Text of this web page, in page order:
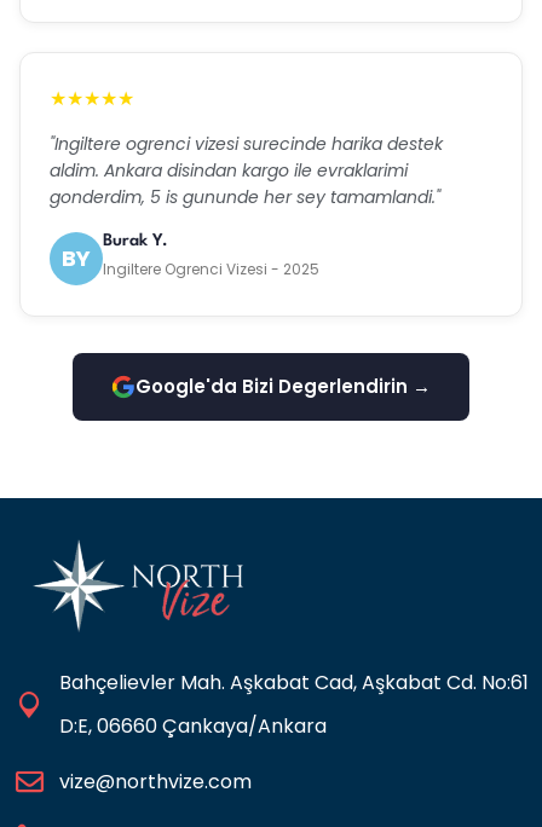
★★★★★
"Ingiltere ogrenci vizesi surecinde harika destek
aldim. Ankara disindan kargo ile evraklarimi
gonderdim, 5 is gununde her sey tamamlandi."
BY
Burak Y.
Ingiltere Ogrenci Vizesi - 2025
Google'da Bizi Degerlendirin →
Bahçelievler Mah. Aşkabat Cad, Aşkabat Cd. No:61
D:E, 06660 Çankaya/Ankara
vize@northvize.com